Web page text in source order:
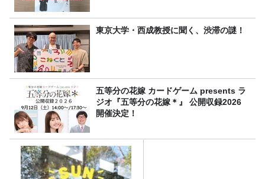
東京大学・西成教授に聞く、渋滞の謎！
五等分の花嫁 カードゲーム presents ラ
ジオ『五等分の花嫁＊』 公開収録2026
開催決定！